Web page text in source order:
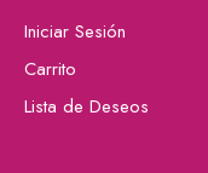
Iniciar Sesión
Carrito
Lista de Deseos